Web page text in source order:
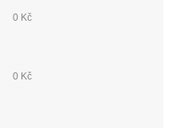
0 Kč
0 Kč